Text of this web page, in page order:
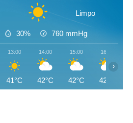
Limpo
30% 760 mmHg
13:00
41°C
14:00
42°C
15:00
42°C
16:00
42°C
›